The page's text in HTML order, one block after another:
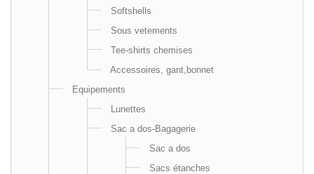
Softshells
Sous vetements
Tee-shirts chemises
Accessoires, gant,bonnet
Equipements
Lunettes
Sac a dos-Bagagerie
Sac a dos
Sacs étanches